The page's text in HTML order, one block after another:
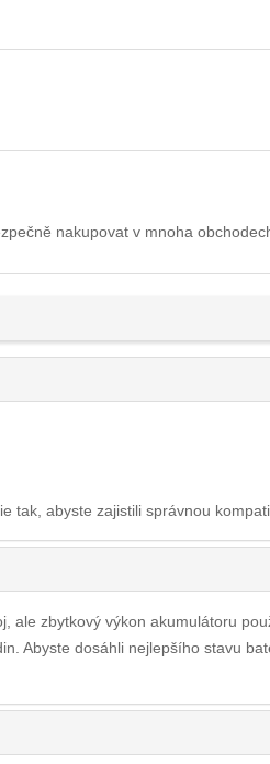
nakupovat v mnoha
tak, abyste zajistili správnou
zbytkový výkon akumulátoru
Abyste dosáhli nejlepšího stavu